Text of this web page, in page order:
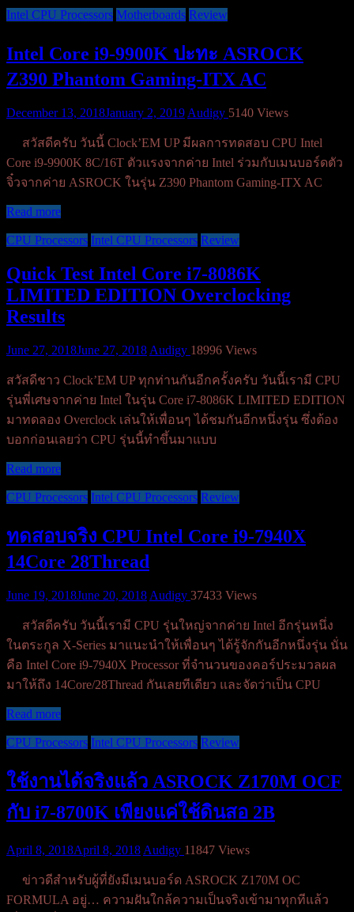
Intel CPU Processors Motherboards Review
Intel Core i9-9900K ปะทะ ASROCK
Z390 Phantom Gaming-ITX AC
December 13, 2018January 2, 2019 Audigy 5140 Views
สวัสดีครับ วันนี้ Clock’EM UP มีผลการทดสอบ CPU Intel
Core i9-9900K 8C/16T ตัวแรงจากค่าย Intel ร่วมกับเมนบอร์ดตัว
จิ๋วจากค่าย ASROCK ในรุ่น Z390 Phantom Gaming-ITX AC
Read more
CPU Processors Intel CPU Processors Review
Quick Test Intel Core i7-8086K
LIMITED EDITION Overclocking
Results
June 27, 2018June 27, 2018 Audigy 18996 Views
สวัสดีชาว Clock’EM UP ทุกท่านกันอีกครั้งครับ วันนี้เรามี CPU
รุ่นพี่เศษจากค่าย Intel ในรุ่น Core i7-8086K LIMITED EDITION
มาทดลอง Overclock เล่นให้เพื่อนๆ ได้ชมกันอีกหนึ่งรุ่น ซึ่งต้อง
บอกก่อนเลยว่า CPU รุ่นนี้ทำขึ้นมาแบบ
Read more
CPU Processors Intel CPU Processors Review
ทดสอบจริง CPU Intel Core i9-7940X
14Core 28Thread
June 19, 2018June 20, 2018 Audigy 37433 Views
สวัสดีครับ วันนี้เรามี CPU รุ่นใหญ่จากค่าย Intel อีกรุ่นหนึ่ง
ในตระกูล X-Series มาแนะนำให้เพื่อนๆ ได้รู้จักกันอีกหนึ่งรุ่น นั่น
คือ Intel Core i9-7940X Processor ที่จำนวนของคอร์ประมวลผล
มาให้ถึง 14Core/28Thread กันเลยทีเดียว และจัดว่าเป็น CPU
Read more
CPU Processors Intel CPU Processors Review
ใช้งานได้จริงแล้ว ASROCK Z170M OCF
กับ i7-8700K เพียงแค่ใช้ดินสอ 2B
April 8, 2018April 8, 2018 Audigy 11847 Views
ข่าวดีสำหรับผู้ที่ยังมีเมนบอร์ด ASROCK Z170M OC
FORMULA อยู่… ความฝันใกล้ความเป็นจริงเข้ามาทุกทีแล้ว